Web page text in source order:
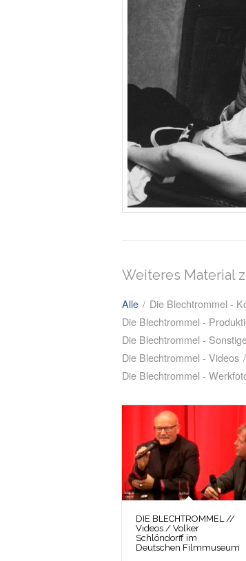
Weiteres Material
Alle / Die Blechtrommel -
Die Blechtrommel -
Die Blechtrommel -
Die Blechtrommel - Videos /
Die Blechtrommel -
DIE BLECHTROMMEL //
Videos / Volker
Schlöndorff im
Deutschen Filmmuseum